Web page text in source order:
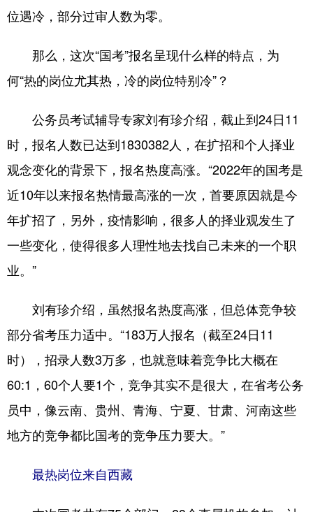
公益 一带一路
地方频道
北京 天津 河北 山西
辽宁 吉林 上海 江苏
浙江 安徽 福建 江西
广东 广西 海南 重庆
新疆 内蒙古 黑龙江
多语种频道
English Español Français عربى
Русский язык 日本語
Deutsch Português
位遇冷，部分过审人数为零。
那么，这次“国考”报名呈现什么样的特点，为
何“热的岗位尤其热，冷的岗位特别冷”？
公务员考试辅导专家刘有珍介绍，截止到24日11
时，报名人数已达到1830382人，在扩招和个人择业
观念变化的背景下，报名热度高涨。“2022年的国考是
近10年以来报名热情最高涨的一次，首要原因就是今
年扩招了，另外，疫情影响，很多人的择业观发生了
一些变化，使得很多人理性地去找自己未来的一个职
业。”
刘有珍介绍，虽然报名热度高涨，但总体竞争较
部分省考压力适中。“183万人报名（截至24日11
时），招录人数3万多，也就意味着竞争比大概在
60:1，60个人要1个，竞争其实不是很大，在省考公务
员中，像云南、贵州、青海、宁夏、甘肃、河南这些
地方的竞争都比国考的竞争压力要大。”
最热岗位来自西藏